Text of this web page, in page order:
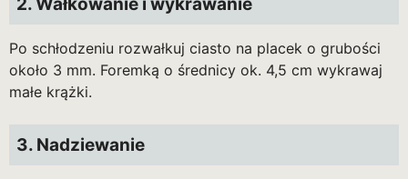
2. Wałkowanie i wykrawanie
Po schłodzeniu rozwałkuj ciasto na placek o grubości
około 3 mm. Foremką o średnicy ok. 4,5 cm wykrawaj
małe krążki.
3. Nadziewanie